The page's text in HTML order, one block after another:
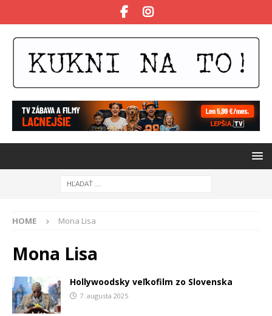
HOME Mona Lisa
Mona Lisa
Hollywoodsky veľkofilm zo Slovenska
7. augusta 2025